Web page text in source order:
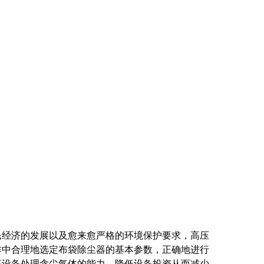
济的发展以及愈来愈严格的环境保护要求，高压
合理地选定布袋除尘器的基本参数，正确地进行